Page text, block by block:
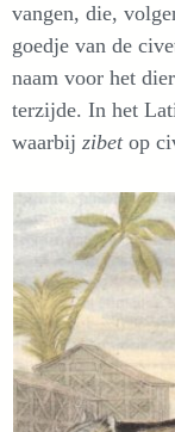
vangen, die,
goedje van de
naam voor het
terzijde. In het
waarbij zibetop